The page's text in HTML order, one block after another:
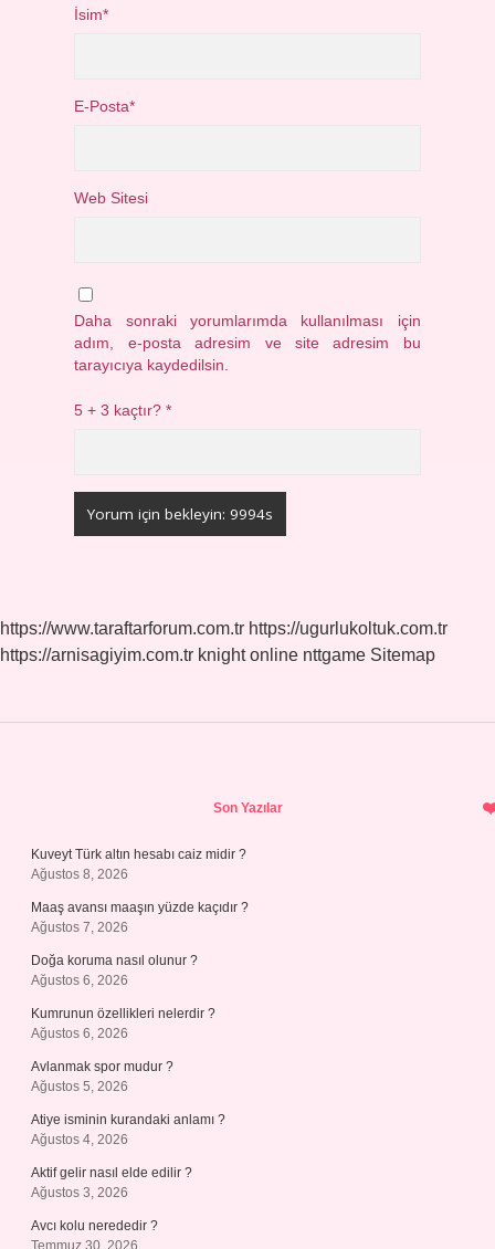
İsim*
E-Posta*
Web Sitesi
Daha sonraki yorumlarımda kullanılması için
adım, e-posta adresim ve site adresim bu
tarayıcıya kaydedilsin.
5 + 3 kaçtır?*
https://www.taraftarforum.com.tr https://ugurlukoltuk.com.tr
https://arnisagiyim.com.tr knight online nttgame Sitemap
Son Yazılar
Kuveyt Türk altın hesabı caiz midir ?
Ağustos 8, 2026
Maaş avansı maaşın yüzde kaçıdır ?
Ağustos 7, 2026
Doğa koruma nasıl olunur ?
Ağustos 6, 2026
Kumrunun özellikleri nelerdir ?
Ağustos 6, 2026
Avlanmak spor mudur ?
Ağustos 5, 2026
Atiye isminin kurandaki anlamı ?
Ağustos 4, 2026
Aktif gelir nasıl elde edilir ?
Ağustos 3, 2026
Avcı kolu nerededir ?
Temmuz 30, 2026